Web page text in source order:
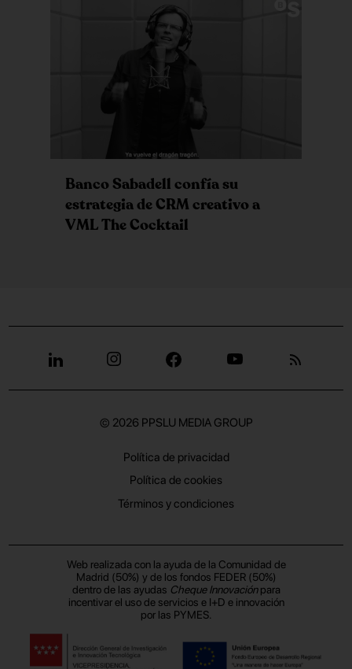
Banco Sabadell confía su
estrategia de CRM creativo a
VML The Cocktail
© 2026 PPSLU MEDIA GROUP
Política de privacidad
Política de cookies
Términos y condiciones
Web realizada con la ayuda de la Comunidad de
Madrid (50%) y de los fondos FEDER (50%)
dentro de las ayudas Cheque Innovaciónpara
incentivar el uso de servicios e I+D e innovación
por las PYMES.